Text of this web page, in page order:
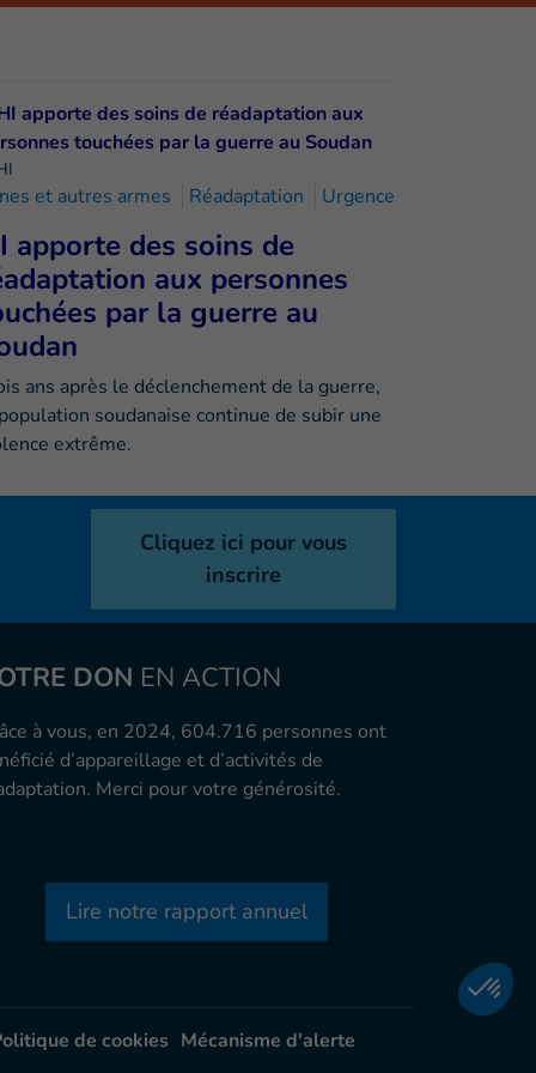
et autres armes Réadaptation Urgence
apporte des soins de
aux personnes
par la guerre au
ans après le déclenchement de la guerre,
soudanaise continue de subir une
extrême.
Cliquez ici pour vous
inscrire
DON EN ACTION
à vous, en 2024, 604.716 personnes ont
d’appareillage et d’activités de
Merci pour votre générosité.
Lire notre rapport annuel
de cookies Mécanisme d'alerte